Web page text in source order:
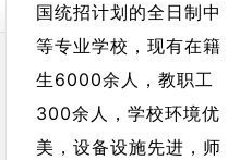
国统招计划的全日制中
等专业学校，现有在籍
生6000余人，教职工
300余人，学校环境优
美，设备设施先进，师